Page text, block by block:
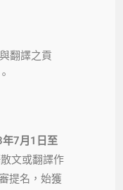
翻譯之貢
7月1日至
文或翻譯作
提名，始獲